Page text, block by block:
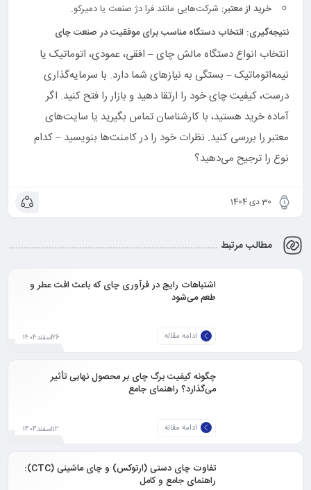
خرید از معتبر: شرکت‌هایی مانند فرا دژ صنعت یا دمیرکو.
نتیجه‌گیری: انتخاب دستگاه مناسب برای موفقیت در صنعت چای
انتخاب انواع دستگاه مالش چای – افقی، عمودی، اتوماتیک یا
نیمه‌اتوماتیک – بستگی به نیازهای شما دارد. با سرمایه‌گذاری
درست، کیفیت چای خود را ارتقا دهید و بازار را فتح کنید. اگر
آماده خرید هستید، با کارشناسان تماس بگیرید یا سایت‌های
معتبر را بررسی کنید. نظرات خود را در کامنت‌ها بنویسید – کدام
نوع را ترجیح می‌دهید؟
30 دی 1404
مطالب مرتبط
اشتباهات رایج در فرآوری چای که باعث افت عطر و
طعم می‌شود
ادامه مقاله 26اسفند1404
چگونه کیفیت برگ چای بر محصول نهایی تأثیر
می‌گذارد؟ راهنمای جامع
ادامه مقاله 12اسفند1404
تفاوت چای دستی (ارتوکس) و چای ماشینی (CTC):
راهنمای جامع و کامل